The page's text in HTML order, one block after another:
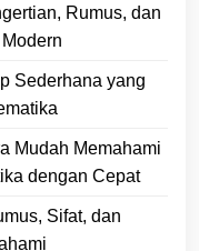
Rumus, dan
Sederhana yang
Mudah Memahami
dengan Cepat
Sifat, dan